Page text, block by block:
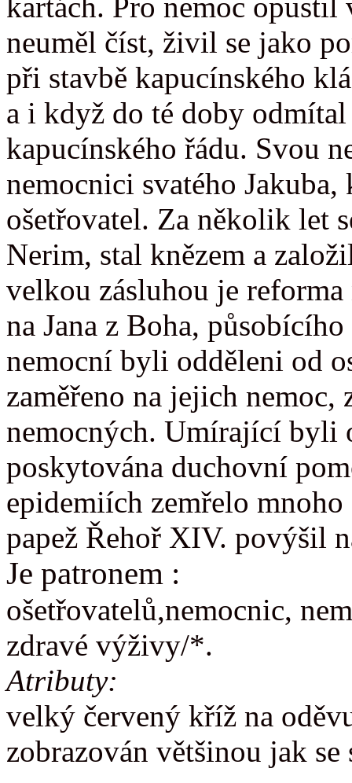
kartách. Pro nemoc
neuměl číst, živil se jako
při stavbě kapucínského
a i když do té doby
kapucínského řádu. Svou
nemocnici svatého
ošetřovatel. Za několik let
Nerim, stal knězem a
velkou zásluhou je
na Jana z Boha,
nemocní byli odděleni od
zaměřeno na jejich
nemocných. Umírající byli
poskytována duchovní
epidemiích zemřelo
papež Řehoř XIV. povýšil
Je patronem :
ošetřovatelů,nemocnic,
zdravé výživy/*.
Atributy:
velký červený kříž na
zobrazován většinou jak se